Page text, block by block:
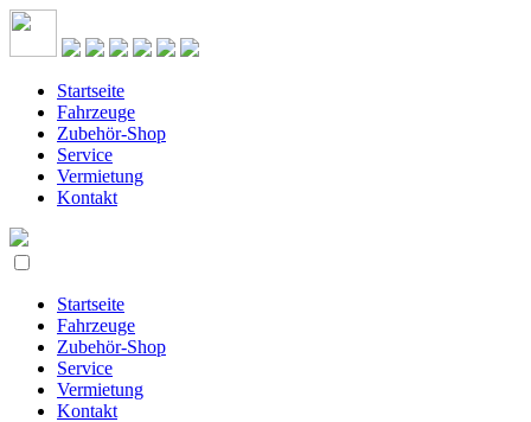
Startseite
Fahrzeuge
Zubehör-Shop
Service
Vermietung
Kontakt
Startseite
Fahrzeuge
Zubehör-Shop
Service
Vermietung
Kontakt